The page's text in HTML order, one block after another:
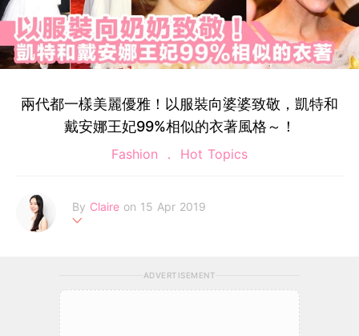
兩代都一樣美麗優雅！以服裝向婆婆致敬，凱特和
戴安娜王妃99%相似的衣著風格～！
Fashion Hot Topics
By Claire on 15 Apr 2019
ADVERTISEMENT